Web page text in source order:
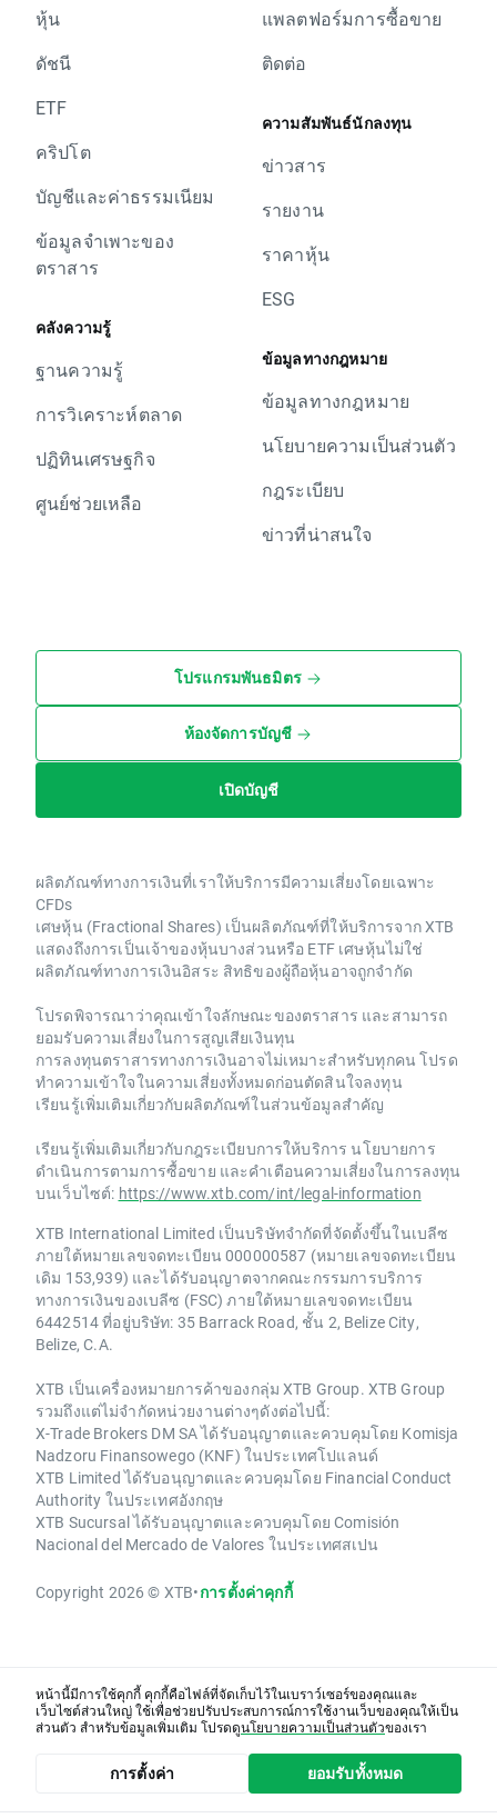
หุ้น
ดัชนี
ETF
คริปโต
บัญชีและค่าธรรมเนียม
ข้อมูลจำเพาะของ
ตราสาร
คลังความรู้
ฐานความรู้
การวิเคราะห์ตลาด
ปฏิทินเศรษฐกิจ
ศูนย์ช่วยเหลือ
แพลตฟอร์มการซื้อขาย
ติดต่อ
ความสัมพันธ์นักลงทุน
ข่าวสาร
รายงาน
ราคาหุ้น
ESG
ข้อมูลทางกฎหมาย
ข้อมูลทางกฎหมาย
นโยบายความเป็นส่วนตัว
กฎระเบียบ
ข่าวที่น่าสนใจ
โปรแกรมพันธมิตร
ห้องจัดการบัญชี
เปิดบัญชี
ผลิตภัณฑ์ทางการเงินที่เราให้บริการมีความเสี่ยงโดยเฉพาะ
CFDs
เศษหุ้น (Fractional Shares) เป็นผลิตภัณฑ์ที่ให้บริการจาก XTB
แสดงถึงการเป็นเจ้าของหุ้นบางส่วนหรือ ETF เศษหุ้นไม่ใช่
ผลิตภัณฑ์ทางการเงินอิสระ สิทธิของผู้ถือหุ้นอาจถูกจำกัด
โปรดพิจารณาว่าคุณเข้าใจลักษณะของตราสาร และสามารถ
ยอมรับความเสี่ยงในการสูญเสียเงินทุน
การลงทุนตราสารทางการเงินอาจไม่เหมาะสำหรับทุกคน โปรด
ทำความเข้าใจในความเสี่ยงทั้งหมดก่อนตัดสินใจลงทุน
เรียนรู้เพิ่มเติมเกี่ยวกับผลิตภัณฑ์ในส่วนข้อมูลสำคัญ
เรียนรู้เพิ่มเติมเกี่ยวกับกฎระเบียบการให้บริการ นโยบายการ
ดำเนินการตามการซื้อขาย และคำเตือนความเสี่ยงในการลงทุน
บนเว็บไซต์: https://www.xtb.com/int/legal-information
XTB International Limited เป็นบริษัทจำกัดที่จัดตั้งขึ้นในเบลีซ
ภายใต้หมายเลขจดทะเบียน 000000587 (หมายเลขจดทะเบียน
เดิม 153,939) และได้รับอนุญาตจากคณะกรรมการบริการ
ทางการเงินของเบลีซ (FSC) ภายใต้หมายเลขจดทะเบียน
6442514 ที่อยู่บริษัท: 35 Barrack Road, ชั้น 2, Belize City,
Belize, C.A.
XTB เป็นเครื่องหมายการค้าของกลุ่ม XTB Group. XTB Group
รวมถึงแต่ไม่จำกัดหน่วยงานต่างๆดังต่อไปนี้:
X-Trade Brokers DM SA ได้รับอนุญาตและควบคุมโดย Komisja
Nadzoru Finansowego (KNF) ในประเทศโปแลนด์
XTB Limited ได้รับอนุญาตและควบคุมโดย Financial Conduct
Authority ในประเทศอังกฤษ
XTB Sucursal ได้รับอนุญาตและควบคุมโดย Comisión
Nacional del Mercado de Valores ในประเทศสเปน
Copyright 2026 © XTB•การตั้งค่าคุกกี้
หน้านี้มีการใช้คุกกี้ คุกกี้คือไฟล์ที่จัดเก็บไว้ในเบราว์เซอร์ของคุณและ
เว็บไซต์ส่วนใหญ่ ใช้เพื่อช่วยปรับประสบการณ์การใช้งานเว็บของคุณให้เป็น
ส่วนตัว สำหรับข้อมูลเพิ่มเติม โปรดดูนโยบายความเป็นส่วนตัวของเรา
การตั้งค่า ยอมรับทั้งหมด